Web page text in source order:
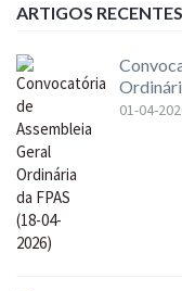
ARTIGOS RECENTES
01-04-